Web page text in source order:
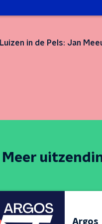
Luizen in de Pels: Jan
Meer
Argos